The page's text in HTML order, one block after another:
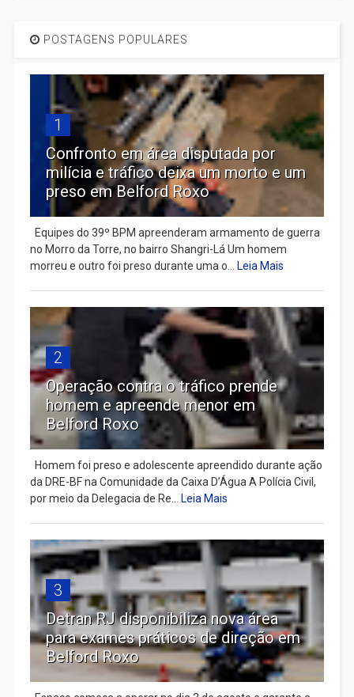
POSTAGENS POPULARES
1
Confronto em área disputada por
milícia e tráfico deixa um morto e um
preso em Belford Roxo
Equipes do 39º BPM apreenderam armamento de guerra
no Morro da Torre, no bairro Shangri-Lá Um homem
morreu e outro foi preso durante uma o...
Leia Mais
2
Operação contra o tráfico prende
homem e apreende menor em
Belford Roxo
Homem foi preso e adolescente apreendido durante ação
da DRE-BF na Comunidade da Caixa D’Água A Polícia Civil,
por meio da Delegacia de Re...
Leia Mais
3
Detran RJ disponibiliza nova área
para exames práticos de direção em
Belford Roxo